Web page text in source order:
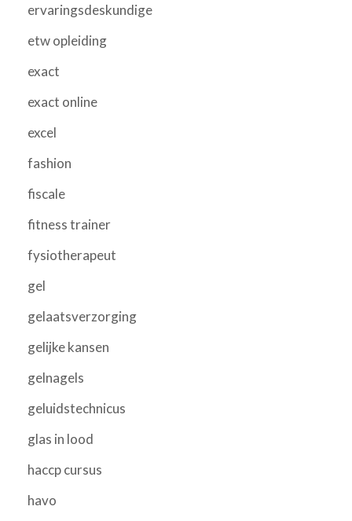
ervaringsdeskundige
etw opleiding
exact
exact online
excel
fashion
fiscale
fitness trainer
fysiotherapeut
gel
gelaatsverzorging
gelijke kansen
gelnagels
geluidstechnicus
glas in lood
haccp cursus
havo